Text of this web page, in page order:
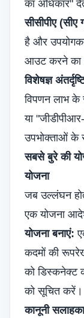
का अधिकार"
सीसीपीए (सीए
है और
आउट करने का
विशेषज्ञ
विपणन लाभ
या
उपभोक्ताओं के
सबसे बुरे की
योजना
जब उल्लंघन
एक योजना
योजना बनाएं:
कदमों की
को डिस्कनेक्ट
को सूचित करें।
कानूनी